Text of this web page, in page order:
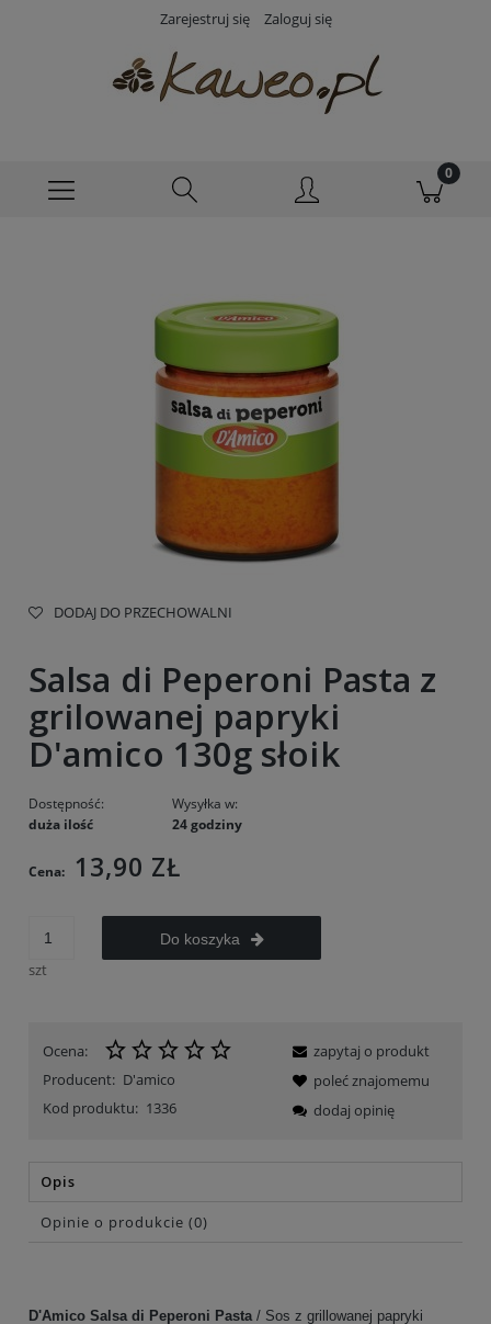
Zarejestruj się Zaloguj się
DODAJ DO PRZECHOWALNI
Salsa di Peperoni Pasta z
grilowanej papryki
D'amico 130g słoik
Dostępność:
duża ilość
Wysyłka w:
24 godziny
Cena: 13,90 ZŁ
szt
Do koszyka
Ocena:
Producent: D'amico
Kod produktu: 1336
zapytaj o produkt
poleć znajomemu
dodaj opinię
Opis
Opinie o produkcie (0)
D'Amico Salsa di Peperoni Pasta/ Sos z grillowanej papryki